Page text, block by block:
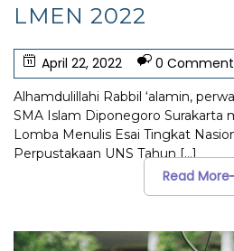
LMEN 2022
April 22, 2022 0
Alhamdulillahi Rabbil ‘alamin,
SMA Islam Diponegoro Surakarta
Lomba Menulis Esai Tingkat
Perpustakaan UNS Tahun [...]
Read More